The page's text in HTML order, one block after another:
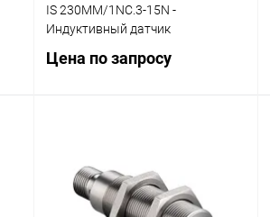
IS 230MM/1NC.3-15N -
Индуктивный датчик
Цена по запросу
Купить в 1 клик
В избранное
Наличие